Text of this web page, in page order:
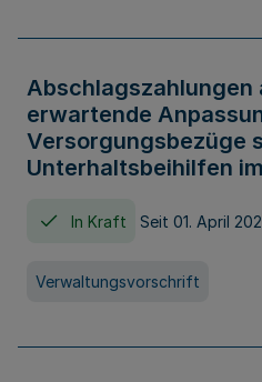
Abschlagszahlungen
erwartende
Versorgungsbezüge
Unterhaltsbeihilfen
In Kraft Seit 01. April
Verwaltungsvorschrift